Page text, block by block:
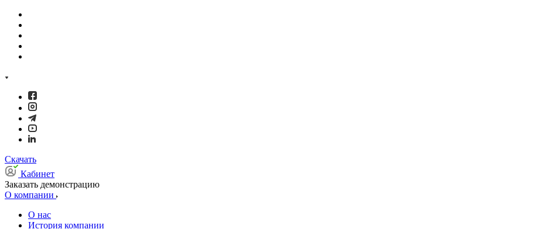
Скачать
Кабинет
Заказать демонстрацию
О компании
О нас
История компании